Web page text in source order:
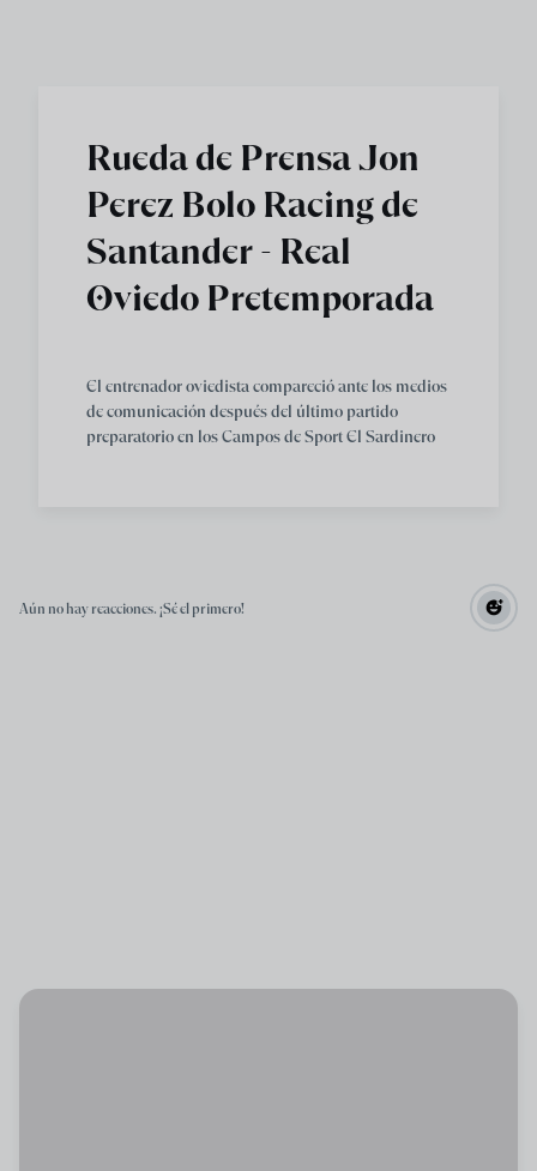
Rueda de Prensa Jon
Perez Bolo Racing de
Santander - Real
Oviedo Pretemporada
El entrenador oviedista compareció ante los medios
de comunicación después del último partido
preparatorio en los Campos de Sport El Sardinero
Aún no hay reacciones. ¡Sé el primero!